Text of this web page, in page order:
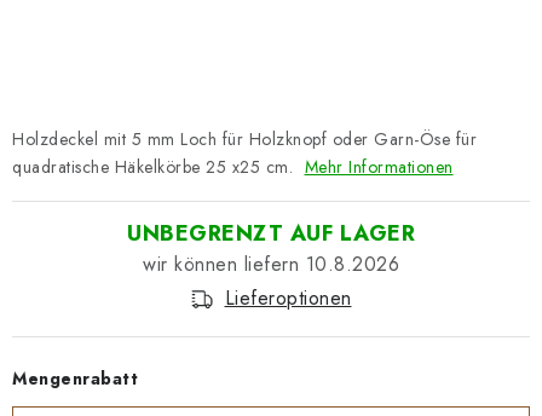
Holzdeckel mit 5 mm Loch für Holzknopf oder Garn-Öse für
quadratische Häkelkörbe 25 x25 cm. Mehr Informationen
UNBEGRENZT AUF LAGER
10.8.2026
Lieferoptionen
Mengenrabatt